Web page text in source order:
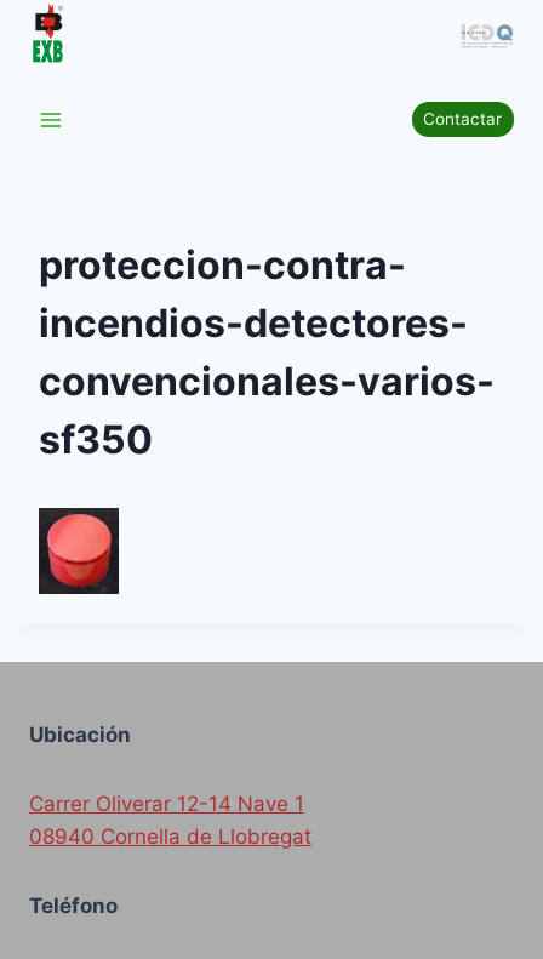
Saltar
Contactar
proteccion-contra-
incendios-detectores-
convencionales-varios-
sf350
Ubicación
Carrer Oliverar 12-14 Nave 1
08940 Cornella de Llobregat
Teléfono